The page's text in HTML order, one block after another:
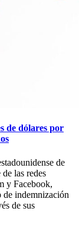
de dólares por
de
las redes
y Facebook,
de indemnización
de sus